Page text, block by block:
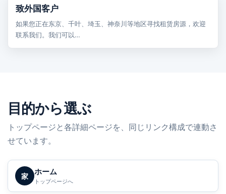
賃貸
致外国客户
如果您正在东京、千叶、埼玉、神奈川等地区寻找租赁房源，欢迎
联系我们。我们可以…
目的から選ぶ
トップページと各詳細ページを、同じリンク構成で連動さ
せています。
家 ホーム
トップページへ